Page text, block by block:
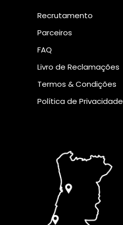
Recrutamento
Parceiros
FAQ
Livro de Reclamações
Termos & Condições
Política de Privacidade